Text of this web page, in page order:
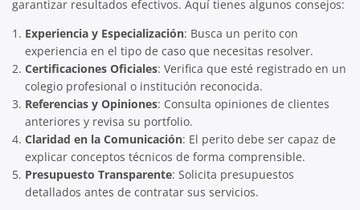
garantizar resultados efectivos. Aquí tienes algunos consejos:
Experiencia y Especialización: Busca un perito con
experiencia en el tipo de caso que necesitas resolver.
Certificaciones Oficiales: Verifica que esté registrado en un
colegio profesional o institución reconocida.
Referencias y Opiniones: Consulta opiniones de clientes
anteriores y revisa su portfolio.
Claridad en la Comunicación: El perito debe ser capaz de
explicar conceptos técnicos de forma comprensible.
Presupuesto Transparente: Solicita presupuestos
detallados antes de contratar sus servicios.